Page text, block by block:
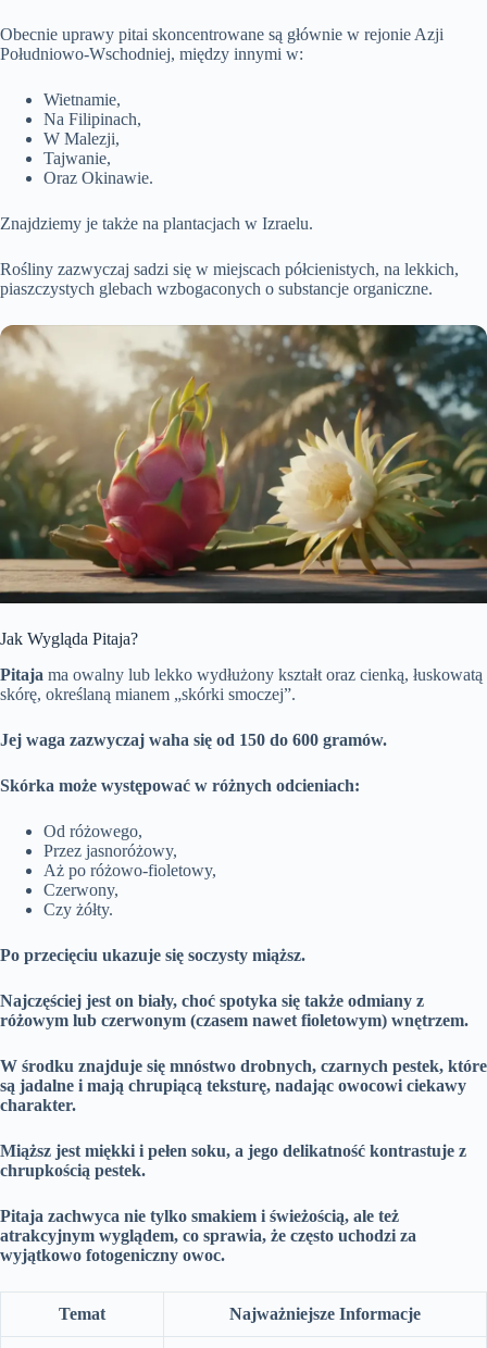
Obecnie uprawy pitai skoncentrowane są głównie w rejonie Azji
Południowo-Wschodniej, między innymi w:
Wietnamie,
Na Filipinach,
W Malezji,
Tajwanie,
Oraz Okinawie.
Znajdziemy je także na plantacjach w Izraelu.
Rośliny zazwyczaj sadzi się w miejscach półcienistych, na lekkich,
piaszczystych glebach wzbogaconych o substancje organiczne.
Jak Wygląda Pitaja?
Pitaja ma owalny lub lekko wydłużony kształt oraz cienką, łuskowatą
skórę, określaną mianem „skórki smoczej”.
Jej waga zazwyczaj waha się od 150 do 600 gramów.
Skórka może występować w różnych odcieniach:
Od różowego,
Przez jasnoróżowy,
Aż po różowo-fioletowy,
Czerwony,
Czy żółty.
Po przecięciu ukazuje się soczysty miąższ.
Najczęściej jest on biały, choć spotyka się także odmiany z
różowym lub czerwonym (czasem nawet fioletowym) wnętrzem.
W środku znajduje się mnóstwo drobnych, czarnych pestek, które
są jadalne i mają chrupiącą teksturę, nadając owocowi ciekawy
charakter.
Miąższ jest miękki i pełen soku, a jego delikatność kontrastuje z
chrupkością pestek.
Pitaja zachwyca nie tylko smakiem i świeżością, ale też
atrakcyjnym wyglądem, co sprawia, że często uchodzi za
wyjątkowo fotogeniczny owoc.
Temat Najważniejsze Informacje